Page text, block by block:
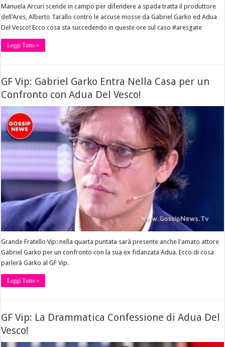
Manuela Arcuri scende in campo per difendere a spada tratta il produttore
dell'Ares, Alberto Tarallo contro le accuse mosse da Gabriel Garko ed Adua
Del Vesco! Ecco cosa sta succedendo in queste ore sul caso #aresgate
Leggi Tutto »
GF Vip: Gabriel Garko Entra Nella Casa per un
Confronto con Adua Del Vesco!
Grande Fratello Vip: nella quarta puntata sarà presente anche l'amato attore
Gabriel Garko per un confronto con la sua ex fidanzata Adua. Ecco di cosa
parlerà Garko al GF Vip.
Leggi Tutto »
GF Vip: La Drammatica Confessione di Adua Del
Vesco!